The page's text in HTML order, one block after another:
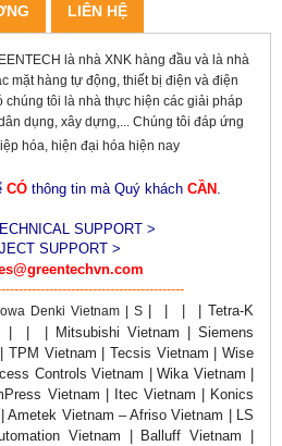
LIÊN HỆ
là nhà XNK hàng đầu và là nhà
mặt hàng tự động, thiết bị điện và điện
chúng tôi là nhà thực hiện các giải pháp
dụng, xây dựng,... Chúng tôi đáp ứng
hóa, hiện đại hóa hiện nay
CÓthông tin mà Quý khách CẦN.
SUPPORT >
SUPPORT >
Denki Vietnam | S | | |
| Tetra-K
| |
| Mitsubishi Vietnam | Siemens
TPM Vietnam | Tecsis Vietnam | Wise
Controls Vietnam | Wika Vietnam |
Vietnam | Itec Vietnam | Konics
Ametek Vietnam – Afriso Vietnam | LS
Vietnam | Balluff Vietnam |